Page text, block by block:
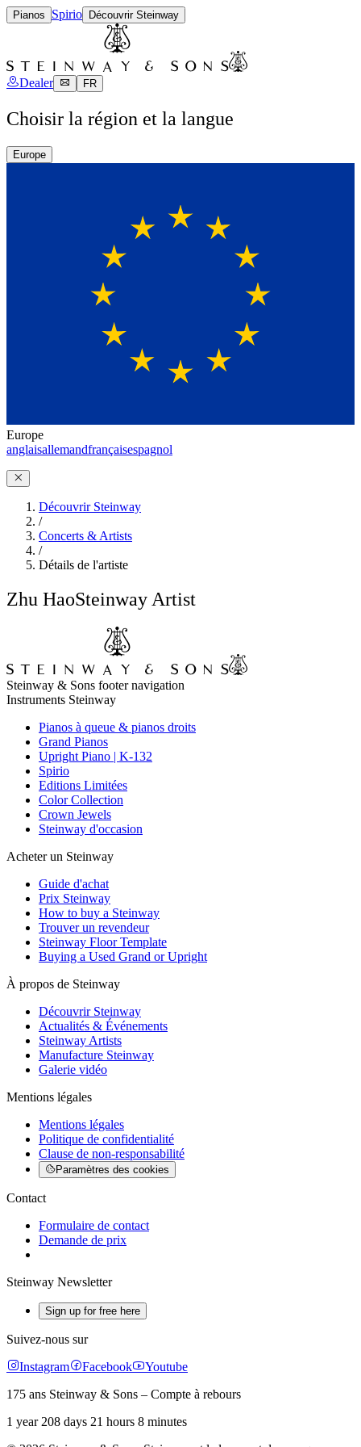
Pianos Spirio Découvrir Steinway
Dealer FR
Choisir la région et la langue
Europe
Europe
anglaisallemandfrançaisespagnol
Découvrir Steinway
/
Concerts & Artists
/
Détails de l'artiste
Zhu HaoSteinway Artist
Steinway & Sons footer navigation
Instruments Steinway
Pianos à queue & pianos droits
Grand Pianos
Upright Piano | K-132
Spirio
Editions Limitées
Color Collection
Crown Jewels
Steinway d'occasion
Acheter un Steinway
Guide d'achat
Prix Steinway
How to buy a Steinway
Trouver un revendeur
Steinway Floor Template
Buying a Used Grand or Upright
À propos de Steinway
Découvrir Steinway
Actualités & Événements
Steinway Artists
Manufacture Steinway
Galerie vidéo
Mentions légales
Mentions légales
Politique de confidentialité
Clause de non-responsabilité
Paramètres des cookies
Contact
Formulaire de contact
Demande de prix
Steinway Newsletter
Sign up for free here
Suivez-nous sur
Instagram
Facebook
Youtube
175 ans Steinway & Sons – Compte à rebours
1 year 208 days 21 hours 8 minutes